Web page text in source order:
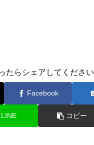
たらシェアしてください
Facebook
LINE コピー